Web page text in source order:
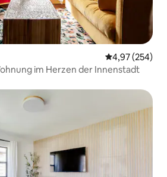
4,97 (254)
im Herzen der Innenstadt